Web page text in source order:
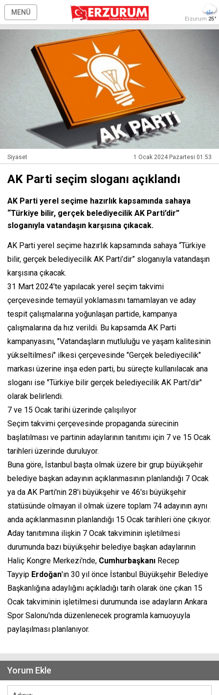
MENÜ
Erzurum 25°
Siyaset 1 Ocak 2024 Pazartesi 01:53
AK Parti seçim sloganı açıklandı
AK Parti yerel seçime hazırlık kapsamında sahaya
“Türkiye bilir, gerçek belediyecilik AK Parti’dir”
sloganıyla vatandaşın karşısına çıkacak.
AK Parti yerel seçime hazırlık kapsamında sahaya “Türkiye
bilir, gerçek belediyecilik AK Parti’dir” sloganıyla vatandaşın
karşısına çıkacak.
31 Mart 2024'te yapılacak yerel seçim takvimi
çerçevesinde temayül yoklamasını tamamlayan ve aday
tespit çalışmalarına yoğunlaşan partide, kampanya
çalışmalarına da hız verildi. Bu kapsamda AK Parti
kampanyasını, "Vatandaşların mutluluğu ve yaşam kalitesinin
yükseltilmesi" ilkesi çerçevesinde "Gerçek belediyecilik"
markası üzerine inşa eden parti, bu süreçte kullanılacak ana
sloganı ise "Türkiye bilir gerçek belediyecilik AK Parti'dir"
olarak belirlendi.
7 ve 15 Ocak tarihi üzerinde çalışılıyor
Seçim takvimi çerçevesinde propaganda sürecinin
başlatılması ve partinin adaylarının tanıtımı için 7 ve 15 Ocak
tarihleri üzerinde duruluyor.
Buna göre, İstanbul başta olmak üzere bir grup büyükşehir
belediye başkan adayının açıklanmasının planlandığı 7 Ocak
ya da AK Parti'nin 28'i büyükşehir ve 46'sı büyükşehir
statüsünde olmayan il olmak üzere toplam 74 adayının aynı
anda açıklanmasının planlandığı 15 Ocak tarihleri öne çıkıyor.
Aday tanıtımına ilişkin 7 Ocak takviminin işletilmesi
durumunda bazı büyükşehir belediye başkan adaylarının
Haliç Kongre Merkezi'nde, Cumhurbaşkanı Recep
Tayyip Erdoğan'ın 30 yıl önce İstanbul Büyükşehir Belediye
Başkanlığına adaylığını açıkladığı tarih olarak öne çıkan 15
Ocak takviminin işletilmesi durumunda ise adayların Ankara
Spor Salonu'nda düzenlenecek programla kamuoyuyla
paylaşılması planlanıyor.
Yorum Ekle